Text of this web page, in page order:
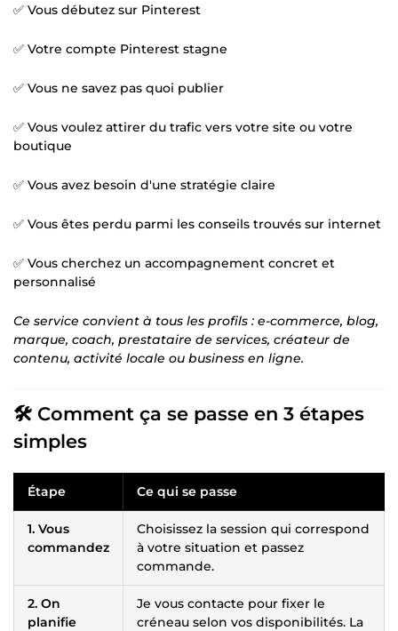
✅ Vous débutez sur Pinterest
✅ Votre compte Pinterest stagne
✅ Vous ne savez pas quoi publier
✅ Vous voulez attirer du trafic vers votre site ou votre
boutique
✅ Vous avez besoin d'une stratégie claire
✅ Vous êtes perdu parmi les conseils trouvés sur internet
✅ Vous cherchez un accompagnement concret et
personnalisé
Ce service convient à tous les profils : e-commerce, blog,
marque, coach, prestataire de services, créateur de
contenu, activité locale ou business en ligne.
🛠️ Comment ça se passe en 3 étapes
simples
Étape Ce qui se passe
1. Vous
commandez
Choisissez la session qui correspond
à votre situation et passez
commande.
2. On
planifie
Je vous contacte pour fixer le
créneau selon vos disponibilités. La